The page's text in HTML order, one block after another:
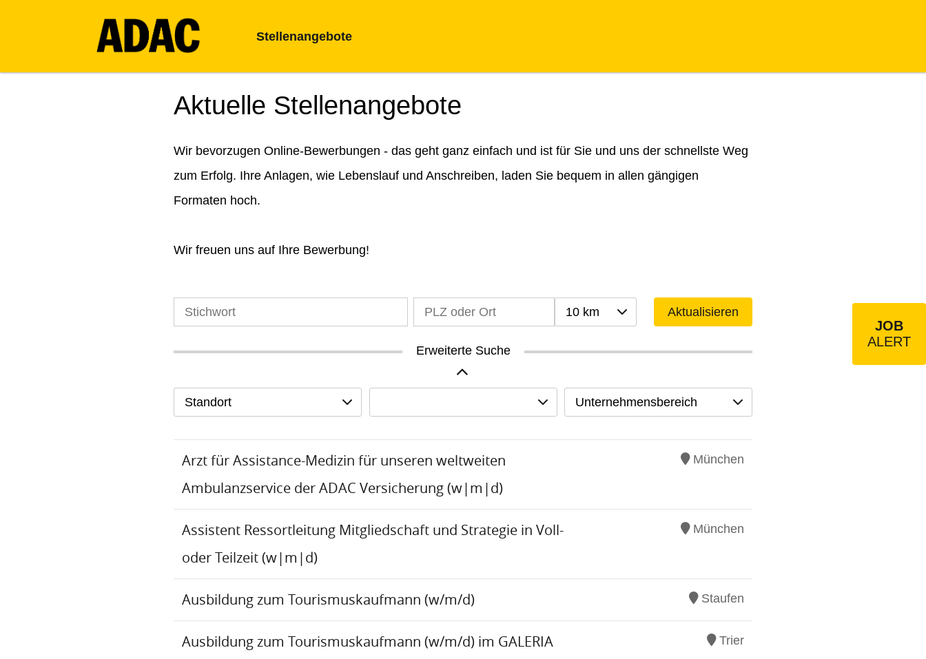
Stellenangebote
Aktuelle Stellenangebote
Wir bevorzugen Online-Bewerbungen - das geht ganz einfach und ist für Sie und uns der schnellste Weg
zum Erfolg. Ihre Anlagen, wie Lebenslauf und Anschreiben, laden Sie bequem in allen gängigen
Formaten hoch.
Wir freuen uns auf Ihre Bewerbung!
10 km Aktualisieren
Erweiterte Suche
Standort Unternehmensbereich
Arzt für Assistance-Medizin für unseren weltweiten
Ambulanzservice der ADAC Versicherung (w|m|d)
München
Assistent Ressortleitung Mitgliedschaft und Strategie in Voll-
oder Teilzeit (w|m|d)
München
Ausbildung zum Tourismuskaufmann (w/m/d) Staufen
Ausbildung zum Tourismuskaufmann (w/m/d) im GALERIA
Trier
JOB
ALERT